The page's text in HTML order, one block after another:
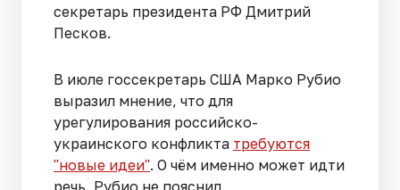
секретарь президента РФ Дмитрий
Песков.
В июле госсекретарь США Марко Рубио
выразил мнение, что для
урегулирования российско-
украинского конфликта требуются
"новые идеи". О чём именно может идти
речь, Рубио не пояснил.